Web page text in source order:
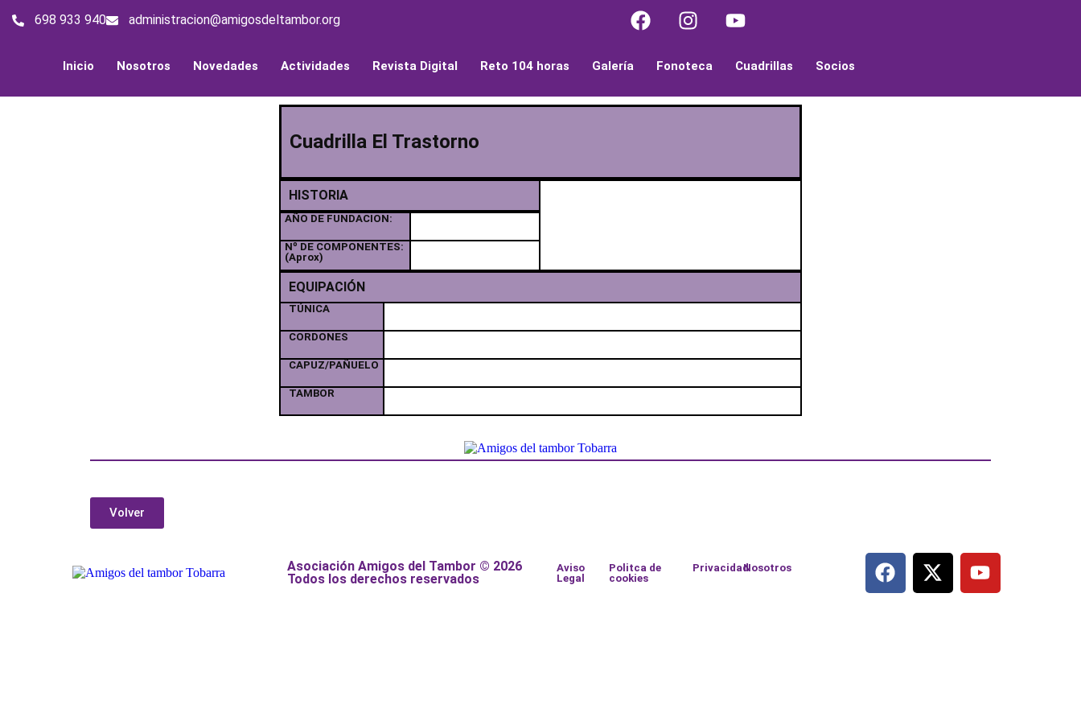
698 933 940 administracion@amigosdeltambor.org
Inicio Nosotros Novedades Actividades Revista Digital Reto 104 horas Galería Fonoteca Cuadrillas Socios
Cuadrilla El Trastorno
HISTORIA
AÑO DE FUNDACION:
Nº DE COMPONENTES:
(Aprox)
EQUIPACIÓN
TÚNICA
CORDONES
CAPUZ/PAÑUELO
TAMBOR
Volver
Asociación Amigos del Tambor © 2026
Todos los derechos reservados
Aviso
Legal
Politca de
cookies
PrivacidadNosotros